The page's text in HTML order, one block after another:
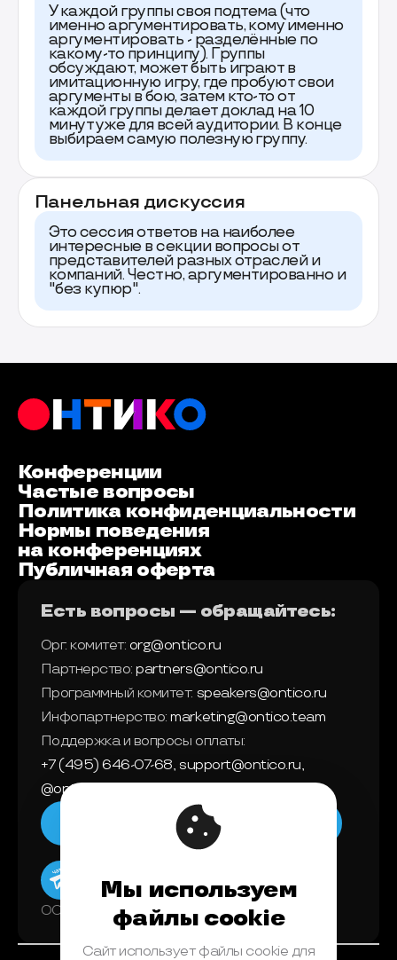
У каждой группы своя подтема (что
именно аргументировать, кому именно
аргументировать - разделённые по
какому-то принципу). Группы
обсуждают, может быть играют в
имитационную игру, где пробуют свои
аргументы в бою, затем кто-то от
каждой группы делает доклад на 10
минут уже для всей аудитории. В конце
выбираем самую полезную группу.
Панельная дискуссия
Это сессия ответов на наиболее
интересные в секции вопросы от
представителей разных отраслей и
компаний. Честно, аргументированно и
"без купюр".
Конференции
Частые вопросы
Политика конфиденциальности
Нормы поведения
на конференциях
Публичная оферта
Есть вопросы — обращайтесь:
Орг. комитет: org@ontico.ru
Партнерство: partners@ontico.ru
Программный комитет: speakers@ontico.ru
Инфопартнерство: marketing@ontico.team
Поддержка и вопросы оплаты:
+7 (495) 646-07-68, support@ontico.ru,
@ontico_support
Мы в телеграм
ООО «Конференции Олега Бунина»
Мы используем
файлы cookie
Сайт использует файлы cookie для